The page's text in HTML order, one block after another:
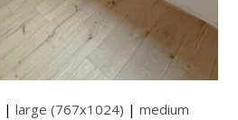
|large (767x1024) |medium